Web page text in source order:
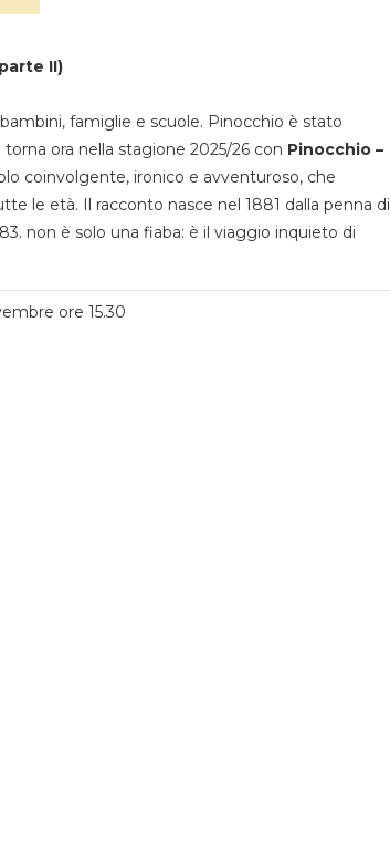
II)
famiglie e scuole. Pinocchio è stato
ora nella stagione 2025/26 con Pinocchio –
coinvolgente, ironico e avventuroso, che
le età. Il racconto nasce nel 1881 dalla penna di
non è solo una fiaba: è il viaggio inquieto di
ore 15.30